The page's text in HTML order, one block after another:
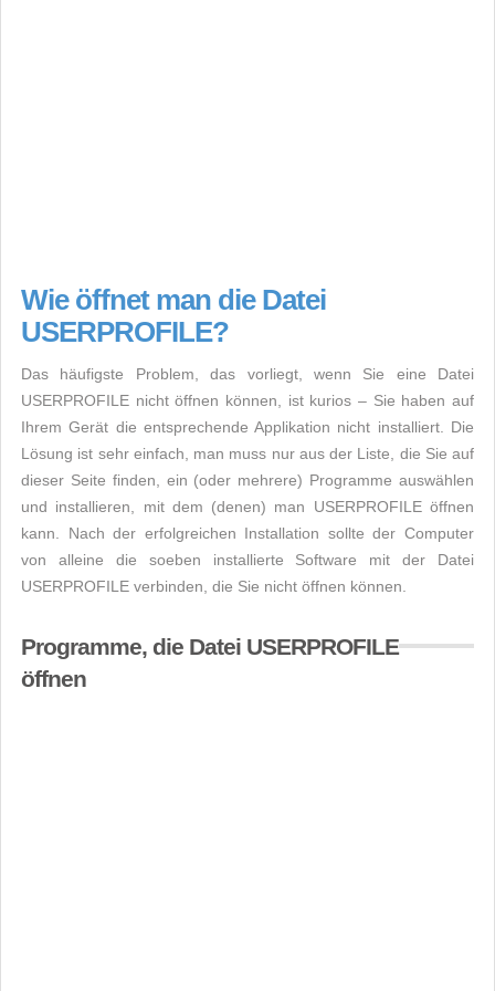
Wie öffnet man die Datei
USERPROFILE?
Das häufigste Problem, das vorliegt, wenn Sie eine Datei
USERPROFILE nicht öffnen können, ist kurios – Sie haben auf
Ihrem Gerät die entsprechende Applikation nicht installiert. Die
Lösung ist sehr einfach, man muss nur aus der Liste, die Sie auf
dieser Seite finden, ein (oder mehrere) Programme auswählen
und installieren, mit dem (denen) man USERPROFILE öffnen
kann. Nach der erfolgreichen Installation sollte der Computer
von alleine die soeben installierte Software mit der Datei
USERPROFILE verbinden, die Sie nicht öffnen können.
Programme, die Datei USERPROFILE
öffnen